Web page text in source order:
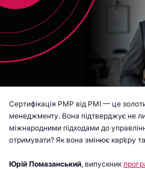
Сертифікація PMP від PMI — це
менеджменту. Вона підтверджує не
міжнародними підходами до
отримувати? Як вона змінює кар’єру
Юрій Помазанський, випускник